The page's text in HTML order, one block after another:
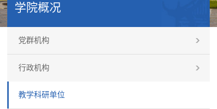
学院概况
党群机构
行政机构
教学科研单位